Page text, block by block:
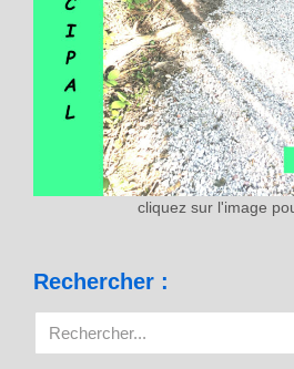
cliquez sur l'image
Rechercher :